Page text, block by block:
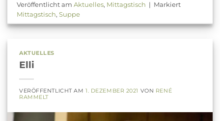
Veröffentlicht amAktuelles, Mittagstisch | Markiert
Mittagstisch,Suppe
AKTUELLES
Elli
VERÖFFENTLICHT AM1. DEZEMBER 2021 VON RENÉ
RAMMELT